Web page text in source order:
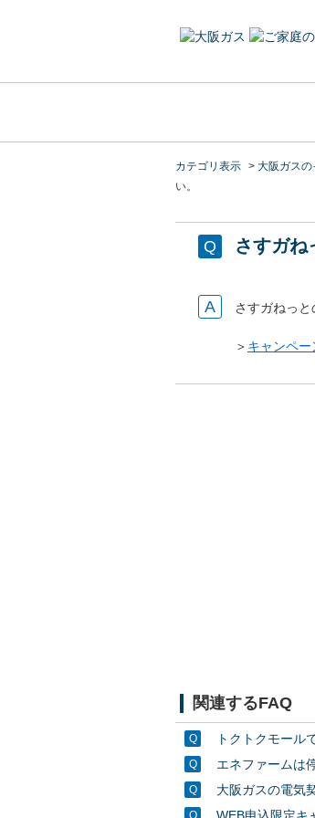
カテゴリ表示 > 大阪ガスの
い。
さすガね
さすガねっと
＞ キャンペー
関連するFAQ
トクトクモール
エネファームは
大阪ガスの電気